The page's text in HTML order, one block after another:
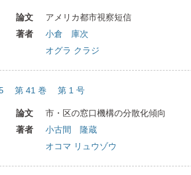
論文
アメリカ都市視察短信
著者
小倉 庫次
オグラ クラジ
第 41 巻 第 1 号
論文
市・区の窓口機構の分散化傾向
著者
小古間 隆蔵
オコマ リュウゾウ